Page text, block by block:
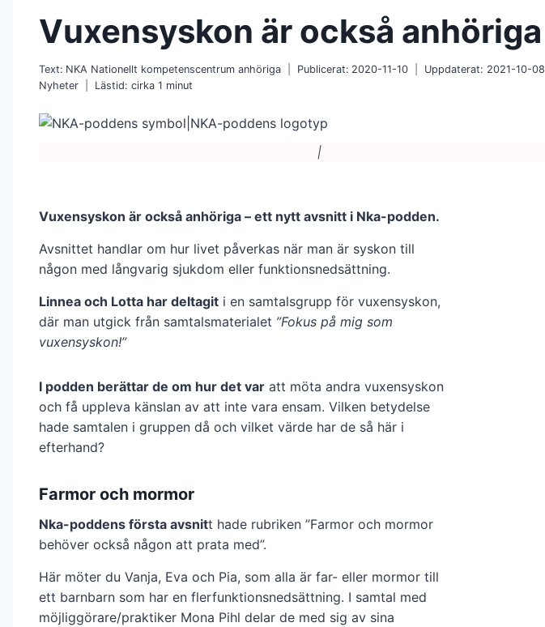
Vuxensyskon är också anhöriga
Text: NKA Nationellt kompetenscentrum anhöriga Publicerat: 2020-11-10 Uppdaterat: 2021-10-08
Nyheter
Lästid: cirka 1 minut
|
Vuxensyskon är också anhöriga – ett nytt avsnitt i Nka-podden.
Avsnittet handlar om hur livet påverkas när man är syskon till
någon med långvarig sjukdom eller funktionsnedsättning.
Linnea och Lotta har deltagit i en samtalsgrupp för vuxensyskon,
där man utgick från samtalsmaterialet ”Fokus på mig som
vuxensyskon!”
I podden berättar de om hur det var att möta andra vuxensyskon
och få uppleva känslan av att inte vara ensam. Vilken betydelse
hade samtalen i gruppen då och vilket värde har de så här i
efterhand?
Farmor och mormor
Nka-poddens första avsnitt hade rubriken ”Farmor och mormor
behöver också någon att prata med”.
Här möter du Vanja, Eva och Pia, som alla är far- eller mormor till
ett barnbarn som har en flerfunktionsnedsättning. I samtal med
möjliggörare/praktiker Mona Pihl delar de med sig av sina